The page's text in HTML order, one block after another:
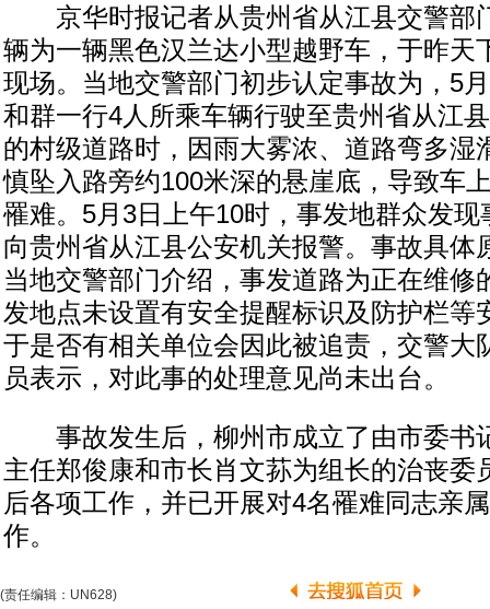
京华时报记者从贵州省从江县交警部
辆为一辆黑色汉兰达小型越野车，于昨天
现场。当地交警部门初步认定事故为，5
和群一行4人所乘车辆行驶至贵州省从江
的村级道路时，因雨大雾浓、道路弯多湿
慎坠入路旁约100米深的悬崖底，导致车
罹难。5月3日上午10时，事发地群众发
向贵州省从江县公安机关报警。事故具体
当地交警部门介绍，事发道路为正在维修
发地点未设置有安全提醒标识及防护栏等
于是否有相关单位会因此被追责，交警大
员表示，对此事的处理意见尚未出台。
事故发生后，柳州市成立了由市委书
主任郑俊康和市长肖文荪为组长的治丧委
后各项工作，并已开展对4名罹难同志亲
作。
(责任编辑：UN628)